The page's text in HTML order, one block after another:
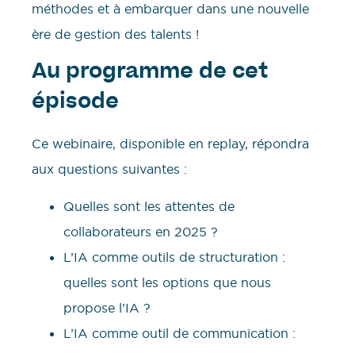
méthodes et à embarquer dans une nouvelle
ère de gestion des talents !
Au programme de cet
épisode
Ce webinaire, disponible en replay, répondra
aux questions suivantes :
Quelles sont les attentes de
collaborateurs en 2025 ?
L’IA comme outils de structuration :
quelles sont les options que nous
propose l’IA ?
L’IA comme outil de communication :